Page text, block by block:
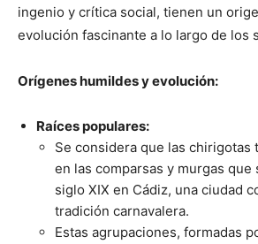
ingenio y crítica social, tienen un
evolución fascinante a lo largo de los
Orígenes humildes y evolución:
Raíces populares:
Se considera que las chirigotas
en las comparsas y murgas
siglo XIX en Cádiz, una ciudad
tradición carnavalera.
Estas agrupaciones, formadas